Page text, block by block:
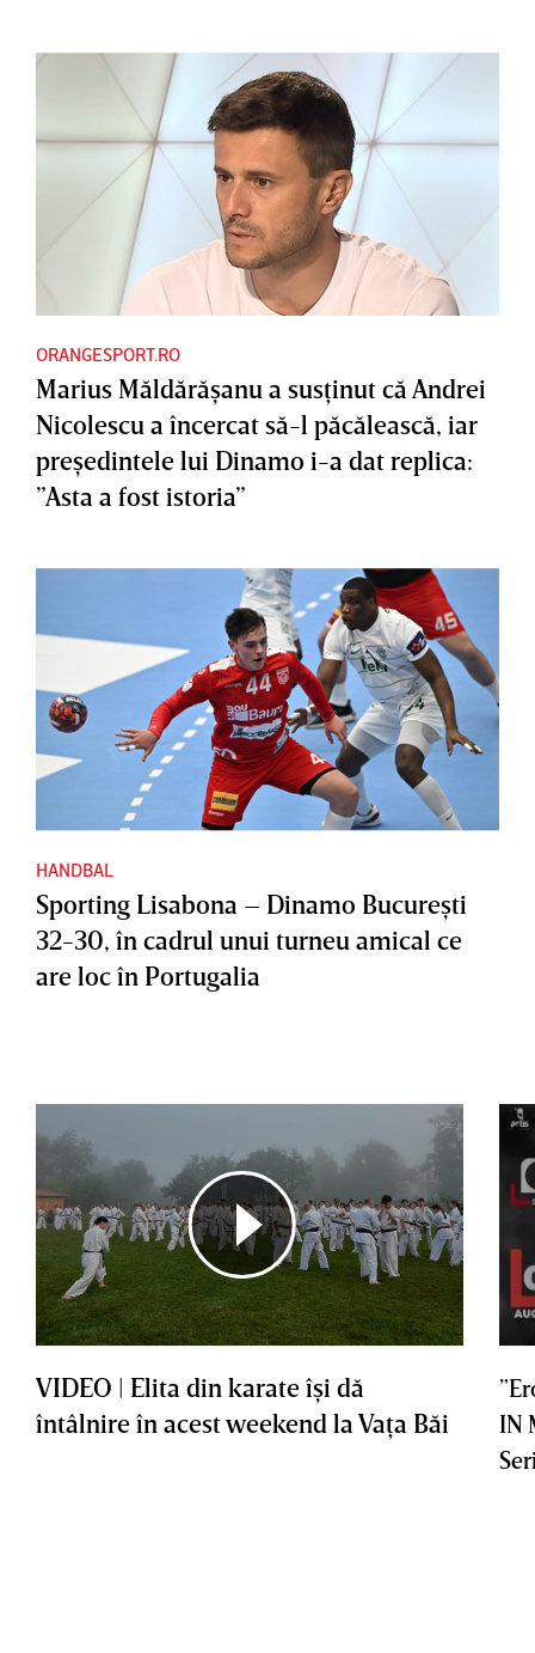
ORANGESPORT.RO
Marius Măldărăşanu a susţinut că Andrei
Nicolescu a încercat să-l păcălească, iar
preşedintele lui Dinamo i-a dat replica:
”Asta a fost istoria”
HANDBAL
Sporting Lisabona – Dinamo Bucureşti
32-30, în cadrul unui turneu amical ce
are loc în Portugalia
VIDEO | Elita din karate îşi dă
întâlnire în acest weekend la Vaţa Băi
IN